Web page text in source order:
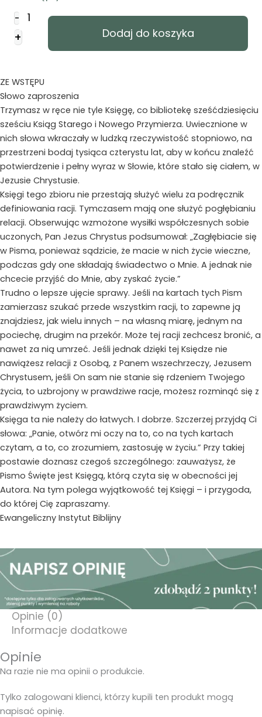
-
ilość
Biblia
EIB
PU
niebieski
+ Dodaj do koszyka
ZE WSTĘPU
Słowo zaproszenia
Trzymasz w ręce nie tyle Księgę, co bibliotekę sześćdziesięciu
sześciu Ksiąg Starego i Nowego Przymierza. Uwiecznione w
nich słowa wkraczały w ludzką rzeczywistość stopniowo, na
przestrzeni bodaj tysiąca czterystu lat, aby w końcu znaleźć
potwierdzenie i pełny wyraz w Słowie, które stało się ciałem, w
Jezusie Chrystusie.
Księgi tego zbioru nie przestają służyć wielu za podręcznik
definiowania racji. Tymczasem mają one służyć pogłębianiu
relacji. Obserwując wzmożone wysiłki współczesnych sobie
uczonych, Pan Jezus Chrystus podsumował: „Zagłębiacie się
w Pisma, ponieważ sądzicie, że macie w nich życie wieczne,
podczas gdy one składają świadectwo o Mnie. A jednak nie
chcecie przyjść do Mnie, aby zyskać życie.”
Trudno o lepsze ujęcie sprawy. Jeśli na kartach tych Pism
zamierzasz szukać przede wszystkim racji, to zapewne ją
znajdziesz, jak wielu innych – na własną miarę, jednym na
pociechę, drugim na przekór. Może tej racji zechcesz bronić, a
nawet za nią umrzeć. Jeśli jednak dzięki tej Księdze nie
nawiążesz relacji z Osobą, z Panem wszechrzeczy, Jezusem
Chrystusem, jeśli On sam nie stanie się rdzeniem Twojego
życia, to uzbrojony w prawdziwe racje, możesz rozminąć się z
prawdziwym życiem.
Księga ta nie należy do łatwych. I dobrze. Szczerzej przyjdą Ci
słowa: „Panie, otwórz mi oczy na to, co na tych kartach
czytam, a to, co zrozumiem, zastosuję w życiu.” Przy takiej
postawie doznasz czegoś szczególnego: zauważysz, że
Pismo Święte jest Księgą, którą czyta się w obecności jej
Autora. Na tym polega wyjątkowość tej Księgi – i przygoda,
do której Cię zapraszamy.
Ewangeliczny Instytut Biblijny
Opinie (0)
Informacje dodatkowe
Opinie
Na razie nie ma opinii o produkcie.
Tylko zalogowani klienci, którzy kupili ten produkt mogą
napisać opinię.